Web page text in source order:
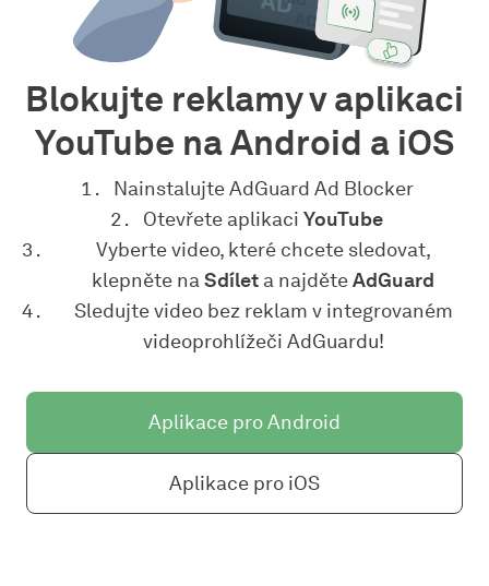
Blokujte reklamy v aplikaci
YouTube na Android a iOS
Nainstalujte AdGuard Ad Blocker
Otevřete aplikaci YouTube
Vyberte video, které chcete sledovat,
klepněte naSdílet a najděteAdGuard
Sledujte video bez reklam v integrovaném
videoprohlížeči AdGuardu!
Aplikace pro Android
Aplikace pro iOS